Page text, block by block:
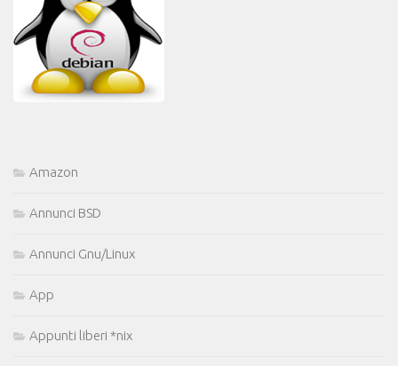
Amazon
Annunci BSD
Annunci Gnu/Linux
App
Appunti liberi *nix